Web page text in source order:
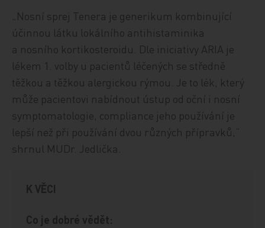
„Nosní sprej Tenera je generikum kombinující
účinnou látku lokálního antihistaminika
a nosního kortikosteroidu. Dle iniciativy ARIA je
lékem 1. volby u pacientů léčených se středně
těžkou a těžkou alergickou rýmou. Je to lék, který
může pacientovi nabídnout ústup od oční i nosní
symptomatologie, compliance jeho používání je
lepší než při používání dvou různých přípravků,“
shrnul MUDr. Jedlička.
K VĚCI
Co je dobré vědět: